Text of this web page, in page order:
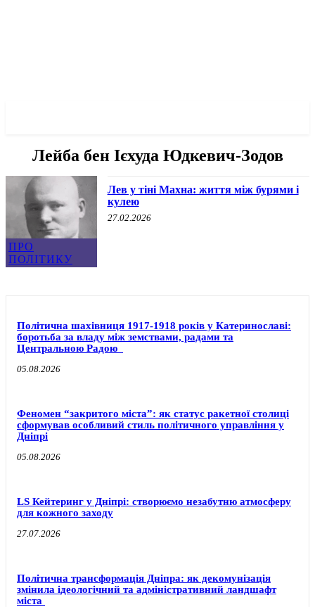
Лейба бен Ієхуда Юдкевич-Зодов
ПРО
ПОЛІТИКУ
Лев у тіні Махна: життя між бурями і
кулею
27.02.2026
Політична шахівниця 1917-1918 років у Катеринославі:
боротьба за владу між земствами, радами та
Центральною Радою
05.08.2026
Феномен “закритого міста”: як статус ракетної столиці
сформував особливий стиль політичного управління у
Дніпрі
05.08.2026
LS Кейтеринг у Дніпрі: створюємо незабутню атмосферу
для кожного заходу
27.07.2026
Політична трансформація Дніпра: як декомунізація
змінила ідеологічний та адміністративний ландшафт
міста